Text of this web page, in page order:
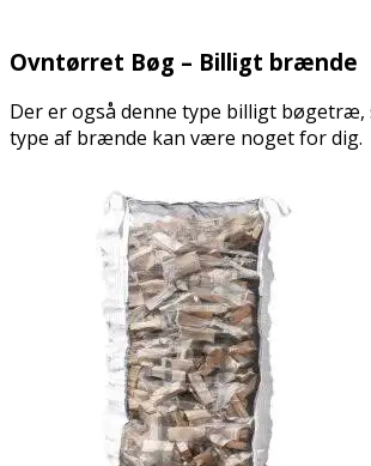
Ovntørret Bøg – Billigt brænde
Der er også denne type billigt bøgetræ,
type af brænde kan være noget for dig.